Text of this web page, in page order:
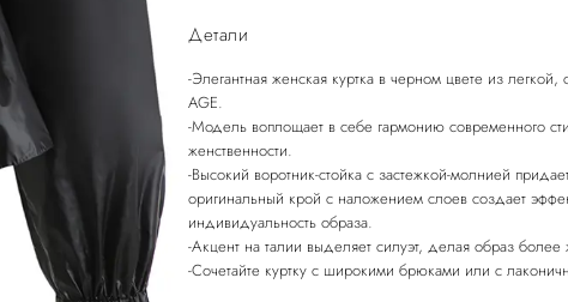
Детали
-Элегантная женская куртка в черном цвете из легкой,
AGE.
-Модель воплощает в себе гармонию современного
женственности.
-Высокий воротник-стойка с застежкой-молнией
оригинальный крой с наложением слоев создает
индивидуальность образа.
-Акцент на талии выделяет силуэт, делая образ